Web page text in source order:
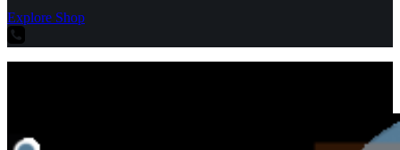
Explore Shop